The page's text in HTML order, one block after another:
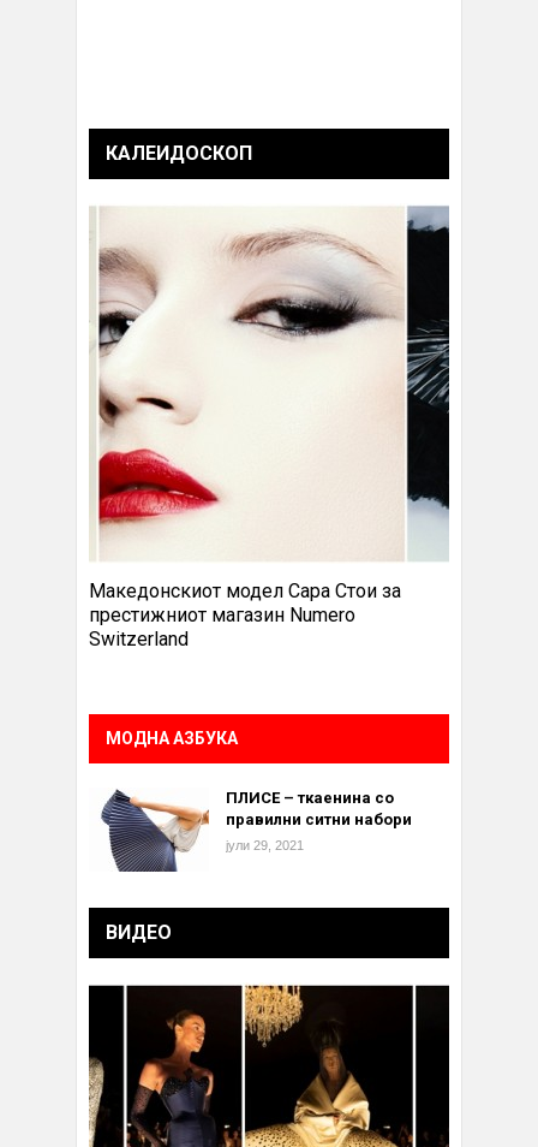
КАЛЕИДОСКОП
Македонскиот модел Сара Стои за
престижниот магазин Numero
Switzerland
МОДНА АЗБУКА
ПЛИСЕ – ткаенина со
правилни ситни набори
јули 29, 2021
ВИДЕО